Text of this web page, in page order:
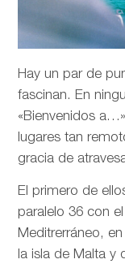
Hay un par de
fascinan. En
«Bienvenidos
lugares tan
gracia de
El primero de
paralelo 36 con
Meditrerráneo,
la isla de Malta y